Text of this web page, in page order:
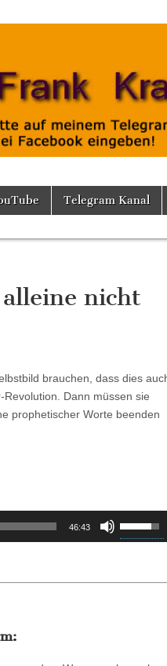
Telegram Kanal
nicht
brauchen, dass dies
Dann müssen sie
prophetischer Worte beenden
46:43
Hoch/